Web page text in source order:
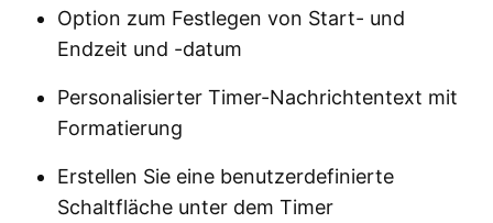
Option zum Festlegen von Start- und
Endzeit und -datum
Personalisierter Timer-Nachrichtentext mit
Formatierung
Erstellen Sie eine benutzerdefinierte
Schaltfläche unter dem Timer